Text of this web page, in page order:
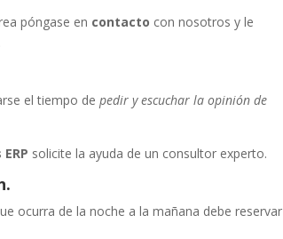
póngase en contacto con nosotros y le
el tiempo depedir y escuchar la opinión de
solicite la ayuda de un consultor experto.
ocurra de la noche a la mañana debe reservar